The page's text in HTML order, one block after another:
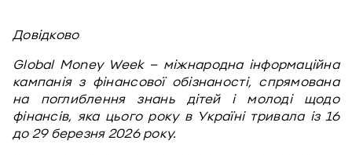
Довідково
Global Money Week – міжнародна інформаційна
кампанія з фінансової обізнаності, спрямована
на поглиблення знань дітей і молоді щодо
фінансів, яка цього року в Україні тривала із 16
до 29 березня 2026 року.